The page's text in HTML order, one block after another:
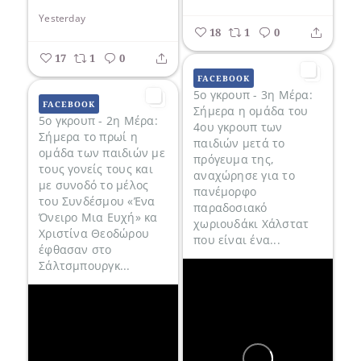
Yesterday
17 1 0
18 1 0
5ο γκρουπ - 3η Μέρα:
Σήμερα η ομάδα του
4ου γκρουπ των
παιδιών μετά το
πρόγευμα της,
αναχώρησε για το
πανέμορφο
παραδοσιακό
χωριουδάκι Χάλστατ
που είναι ένα...
FACEBOOK
5ο γκρουπ - 2η Μέρα:
Σήμερα το πρωί η
ομάδα των παιδιών με
τους γονείς τους και
με συνοδό το μέλος
του Συνδέσμου «Ένα
Όνειρο Μια Ευχή» κα
Χριστίνα Θεοδώρου
έφθασαν στο
Σάλτσμπουργκ...
FACEBOOK